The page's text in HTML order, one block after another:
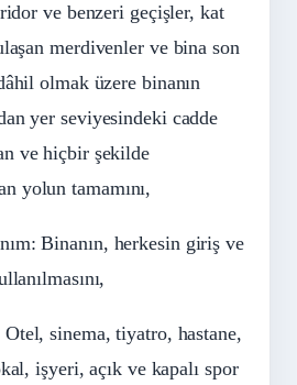
ve benzeri geçişler, kat
merdivenler ve bina son
olmak üzere binanın
yer seviyesindeki cadde
ve hiçbir şekilde
yolun tamamını,
Binanın, herkesin giriş ve
sinema, tiyatro, hastane,
işyeri, açık ve kapalı spor